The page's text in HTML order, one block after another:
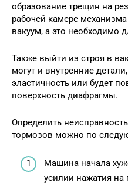
образование трещин на
рабочей камере
вакуум, а это необходимо
Также выйти из строя в
могут и внутренние
эластичность или будет
поверхность диафрагмы.
Определить
тормозов можно по
Машина начала
усилии нажатия на